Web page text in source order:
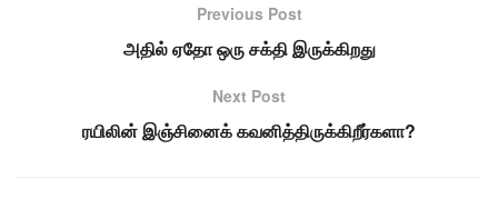
Previous Post
அதில் ஏதோ ஒரு சக்தி இருக்கிறது
Next Post
ரயிலின் இஞ்சினைக் கவனித்திருக்கிறீர்களா?